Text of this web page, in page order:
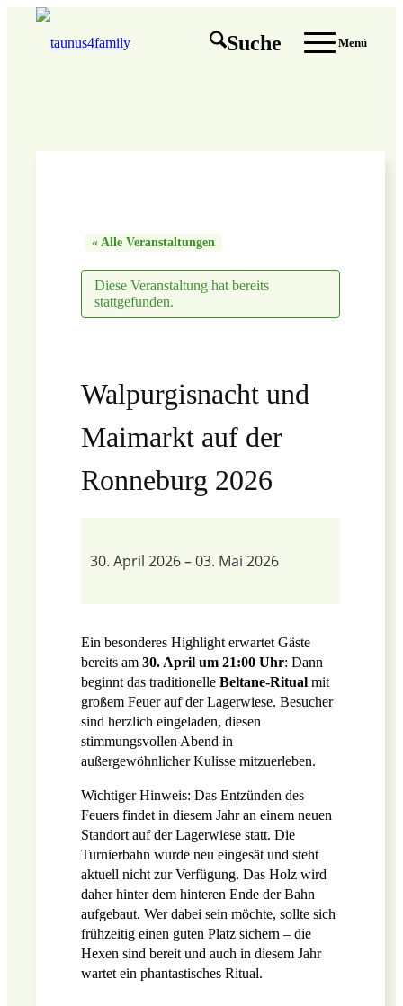
Suche Menü
« Alle Veranstaltungen
Diese Veranstaltung hat bereits
stattgefunden.
Walpurgisnacht und
Maimarkt auf der
Ronneburg 2026
30. April 2026–03. Mai 2026
Ein besonderes Highlight erwartet Gäste
bereits am30. April um 21:00 Uhr: Dann
beginnt das traditionelleBeltane-Ritual mit
großem Feuer auf der Lagerwiese. Besucher
sind herzlich eingeladen, diesen
stimmungsvollen Abend in
außergewöhnlicher Kulisse mitzuerleben.
Wichtiger Hinweis: Das Entzünden des
Feuers findet in diesem Jahr an einem neuen
Standort auf der Lagerwiese statt. Die
Turnierbahn wurde neu eingesät und steht
aktuell nicht zur Verfügung. Das Holz wird
daher hinter dem hinteren Ende der Bahn
aufgebaut. Wer dabei sein möchte, sollte sich
frühzeitig einen guten Platz sichern – die
Hexen sind bereit und auch in diesem Jahr
wartet ein phantastisches Ritual.